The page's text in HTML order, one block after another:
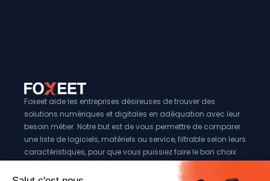
Foxeet aide les entreprises désireuses de trouver des
solutions numériques et digitales en adéquation avec leur
besoin métier. Notre but est de vous permettre de comparer
une liste de logiciels, matériels ou service, filtrable selon leurs
caractéristiques, pour que vous puissiez faire le bon choix